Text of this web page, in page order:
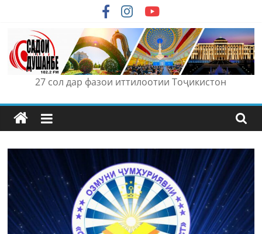
content
27 сол дар фазои иттилоотии Тоҷикистон